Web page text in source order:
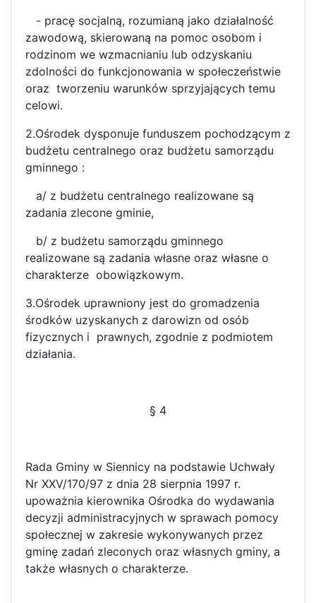
- pracę socjalną, rozumianą jako działalność
zawodową, skierowaną na pomoc osobom i
rodzinom we wzmacnianiu lub odzyskaniu
zdolności do funkcjonowania w społeczeństwie
oraz tworzeniu warunków sprzyjających temu
celowi.
2.Ośrodek dysponuje funduszem pochodzącym z
budżetu centralnego oraz budżetu samorządu
gminnego :
a/ z budżetu centralnego realizowane są
zadania zlecone gminie,
b/ z budżetu samorządu gminnego
realizowane są zadania własne oraz własne o
charakterze obowiązkowym.
3.Ośrodek uprawniony jest do gromadzenia
środków uzyskanych z darowizn od osób
fizycznych i prawnych, zgodnie z podmiotem
działania.
§ 4
Rada Gminy w Siennicy na podstawie Uchwały
Nr XXV/170/97 z dnia 28 sierpnia 1997 r.
upoważnia kierownika Ośrodka do wydawania
decyzji administracyjnych w sprawach pomocy
społecznej w zakresie wykonywanych przez
gminę zadań zleconych oraz własnych gminy, a
także własnych o charakterze.